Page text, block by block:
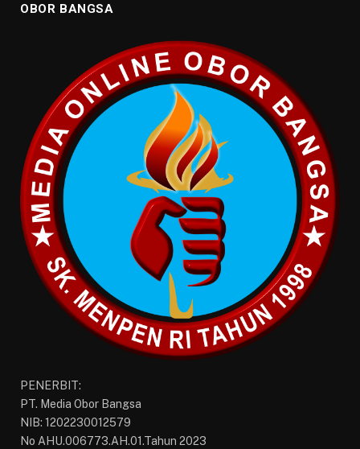
OBOR BANGSA
PENERBIT:
PT. Media Obor Bangsa
NIB: 1202230012579
No AHU.006773.AH.01.Tahun 2023